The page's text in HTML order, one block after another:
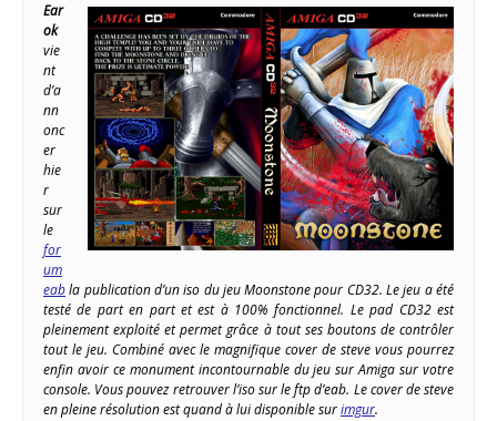
Ear
ok
vie
nt
d’a
nn
onc
er
hie
r
sur
le
for
um
eabla publication d’un iso du jeu Moonstone pour CD32. Le jeu a été
testé de part en part et est à 100% fonctionnel. Le pad CD32 est
pleinement exploité et permet grâce à tout ses boutons de contrôler
tout le jeu. Combiné avec le magnifique cover de steve vous pourrez
enfin avoir ce monument incontournable du jeu sur Amiga sur votre
console. Vous pouvez retrouver l’iso sur le ftp d’eab. Le cover de steve
en pleine résolution est quand à lui disponible surimgur.